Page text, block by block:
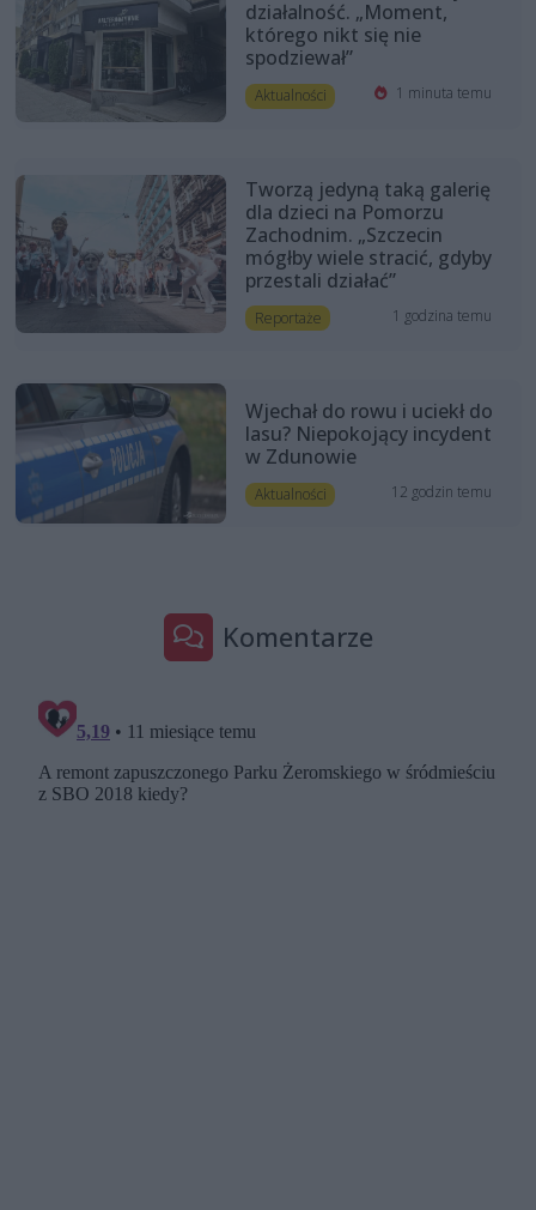
działalność. „Moment,
którego nikt się nie
spodziewał”
Aktualności 1 minuta temu
Tworzą jedyną taką galerię
dla dzieci na Pomorzu
Zachodnim. „Szczecin
mógłby wiele stracić, gdyby
przestali działać”
Reportaże 1 godzina temu
Wjechał do rowu i uciekł do
lasu? Niepokojący incydent
w Zdunowie
Aktualności 12 godzin temu
Komentarze